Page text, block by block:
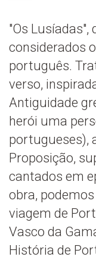
"Os Lusíadas",
considerados
português.
verso,
Antiguidade
herói uma
portugueses),
Proposição,
cantados em
obra,
viagem de
Vasco da
História de